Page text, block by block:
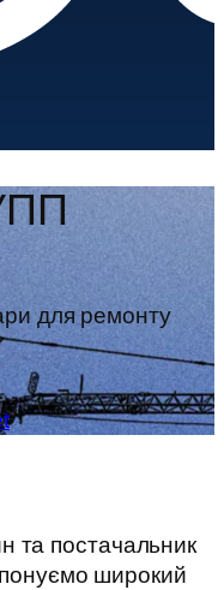
для ремонту
постачальник
широкий